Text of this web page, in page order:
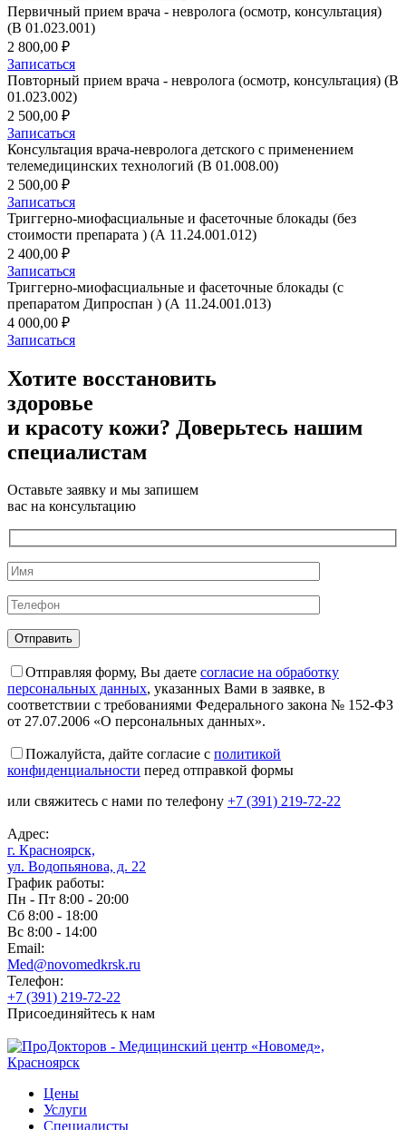
Первичный прием врача - невролога (осмотр, консультация)
(B 01.023.001)
2 800,00 ₽
Записаться
Повторный прием врача - невролога (осмотр, консультация) (B
01.023.002)
2 500,00 ₽
Записаться
Консультация врача-невролога детского с применением
телемедицинских технологий (В 01.008.00)
2 500,00 ₽
Записаться
Триггерно-миофасциальные и фасеточные блокады (без
стоимости препарата ) (А 11.24.001.012)
2 400,00 ₽
Записаться
Триггерно-миофасциальные и фасеточные блокады (с
препаратом Дипроспан ) (А 11.24.001.013)
4 000,00 ₽
Записаться
Хотите восстановить
здоровье
и красоту кожи? Доверьтесь нашим
специалистам
Оставьте заявку и мы запишем
вас на консультацию
Отправляя форму, Вы даете согласие на обработку
персональных данных, указанных Вами в заявке, в
соответствии с требованиями Федерального закона № 152-ФЗ
от 27.07.2006 «О персональных данных».
Пожалуйста, дайте согласие c политикой
конфиденциальности перед отправкой формы
или свяжитесь с нами по телефону +7 (391) 219-72-22
Адрес:
г. Красноярск,
ул. Водопьянова, д. 22
График работы:
Пн - Пт 8:00 - 20:00
Сб 8:00 - 18:00
Вс 8:00 - 14:00
Email:
Med@novomedkrsk.ru
Телефон:
+7 (391) 219-72-22
Присоединяйтесь к нам
Цены
Услуги
Специалисты